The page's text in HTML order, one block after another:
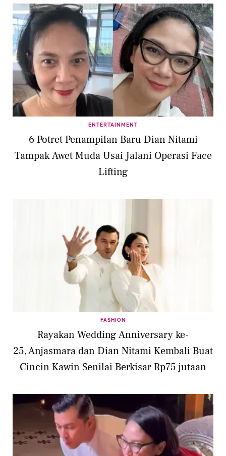
ENTERTAINMENT
6 Potret Penampilan Baru Dian Nitami
Tampak Awet Muda Usai Jalani Operasi Face
Lifting
FASHION
Rayakan Wedding Anniversary ke-
25, Anjasmara dan Dian Nitami Kembali Buat
Cincin Kawin Senilai Berkisar Rp75 jutaan